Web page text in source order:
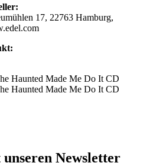
17, 22763 Hamburg,
Newsletter